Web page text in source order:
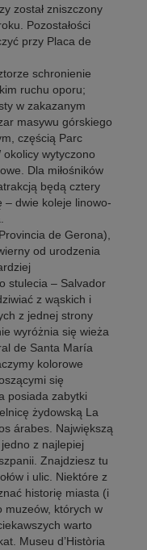
został zniszczony
Pozostałości
przy Placa de
schronienie
ruchu oporu;
w zakazanym
masywu górskiego
częścią Parc
wytyczono
Dla miłośników
będą cztery
– dwie koleje linowo-
de Gerona),
od urodzenia
stulecia – Salvador
z wąskich i
z jednej strony
wyróżnia się wieża
de Santa María
kolorowe
się
posiada zabytki
żydowską La
árabes. Największą
z najlepiej
Znajdziesz tu
i ulic. Niektóre z
historię miasta (i
muzeów, których w
warto
Museu d’Història